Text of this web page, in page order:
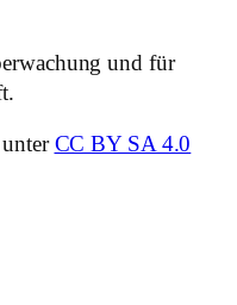
und für
CC BY SA 4.0